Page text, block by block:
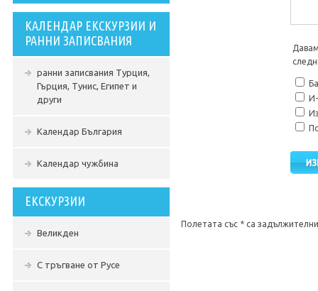
КАЛЕНДАР ЕКСКУРЗИИ И
РАННИ ЗАПИСВАНИЯ
ранни записвания Турция,
Гърция, Тунис, Египет и
други
Календар България
Календар чужбина
ЕКСКУРЗИИ
Великден
С тръгване от Русе
Полетата със * са